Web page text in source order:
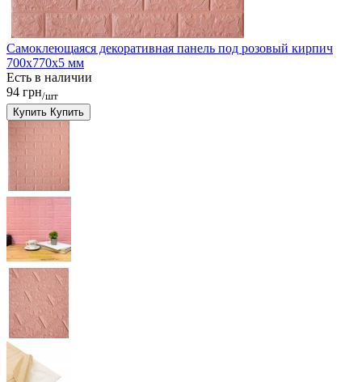
Самоклеющаяся декоративная панель под розовый кирпич
700x770x5 мм
Есть в наличии
94 грн/шт
Купить Купить